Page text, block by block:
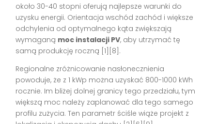
około 30-40 stopni oferują najlepsze warunki do
uzysku energii. Orientacja wschód zachód i większe
odchylenia od optymalnego kąta zwiększają
wymaganą moc instalacji PV, aby utrzymać tę
samą produkcję roczną [1][8].
Regionalne zróżnicowanie nasłonecznienia
powoduje, że z 1 kWp można uzyskać 800-1000 kWh
rocznie. Im bliżej dolnej granicy tego przedziału, tym
większą moc należy zaplanować dla tego samego
profilu zużycia. Ten parametr ściśle wiąże projekt z